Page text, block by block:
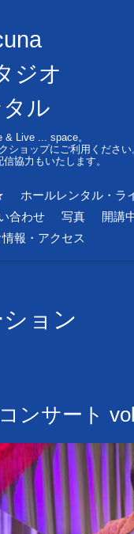
ジオ
ル
& Live ... space。
ショップにご利用ください
協力もいたします。
ホールレンタル・ラ
合わせ 写真 開講
報・アクセス
ョン
ンサート